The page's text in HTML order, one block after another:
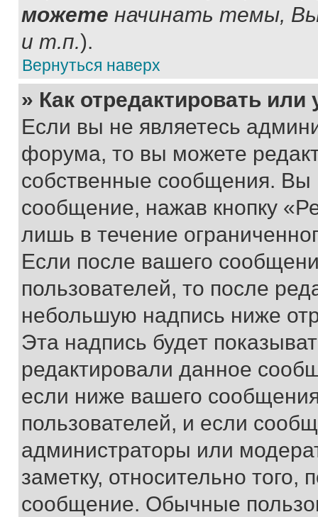
можете начинать темы,
и т.п.).
Вернуться наверх
» Как отредактировать
Если вы не являетесь
форума, то вы можете
собственные сообщения. Вы
сообщение, нажав кнопку
лишь в течение
Если после вашего
пользователей, то после
небольшую надпись ниже
Эта надпись будет
редактировали данное
если ниже вашего
пользователей, и если
администраторы или
заметку, относительно
сообщение. Обычные